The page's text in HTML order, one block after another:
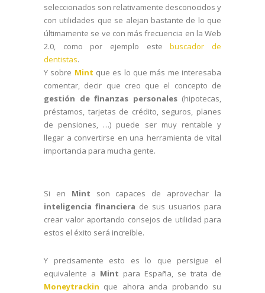
seleccionados son relativamente desconocidos y
con utilidades que se alejan bastante de lo que
últimamente se ve con más frecuencia en la Web
2.0, como por ejemplo estebuscador de
dentistas.
Y sobre Mint que es lo que más me interesaba
comentar, decir que creo que el concepto de
gestión de finanzas personales(hipotecas,
préstamos, tarjetas de crédito, seguros, planes
de pensiones, …) puede ser muy rentable y
llegar a convertirse en una herramienta de vital
importancia para mucha gente.
Si en Mint son capaces de aprovechar la
inteligencia financiera de sus usuarios para
crear valor aportando consejos de utilidad para
estos el éxito será increíble.
Y precisamente esto es lo que persigue el
equivalente a Mint para España, se trata de
Moneytrackin que ahora anda probando su